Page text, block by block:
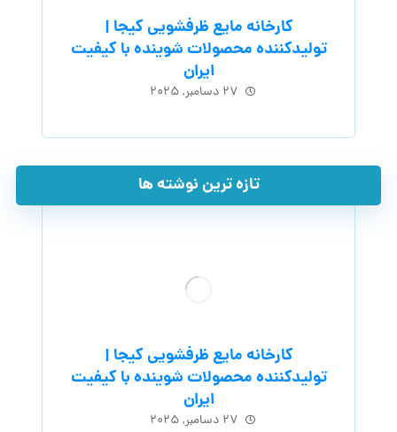
کارخانه مایع ظرفشویی کیجا |
تولیدکننده محصولات شوینده با کیفیت
ایران
۲۷ دسامبر, ۲۰۲۵
تازه ترین نوشته ها
کارخانه مایع ظرفشویی کیجا |
تولیدکننده محصولات شوینده با کیفیت
ایران
۲۷ دسامبر, ۲۰۲۵